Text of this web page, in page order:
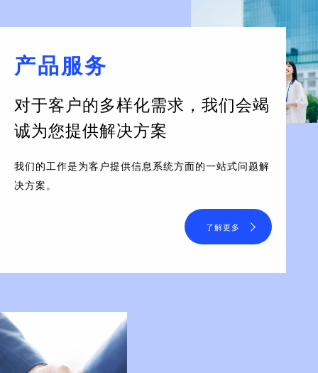
产品服务
对于客户的多样化需求， 我们会竭
诚为您提供解决方案
我们的工作是为客户提供信息系统方面的一站式问题解
决方案。
了解更多